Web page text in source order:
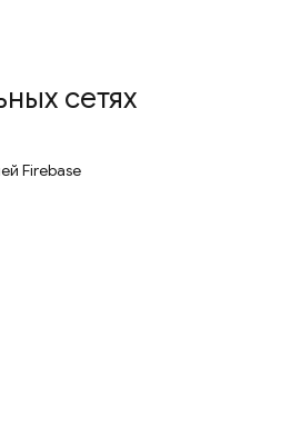
сетях
Firebase